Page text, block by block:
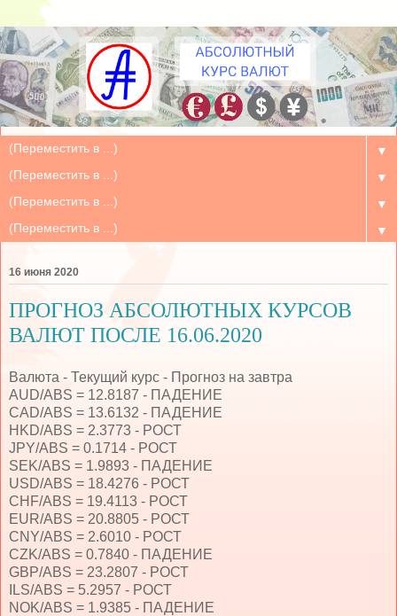
▼
▼
▼
▼
16 июня 2020
ПРОГНОЗ АБСОЛЮТНЫХ КУРСОВ
ВАЛЮТ ПОСЛЕ 16.06.2020
Валюта - Текущий курс - Прогноз на завтра
AUD/ABS = 12.8187 - ПАДЕНИЕ
CAD/ABS = 13.6132 - ПАДЕНИЕ
HKD/ABS = 2.3773 - РОСТ
JPY/ABS = 0.1714 - РОСТ
SEK/ABS = 1.9893 - ПАДЕНИЕ
USD/ABS = 18.4276 - РОСТ
CHF/ABS = 19.4113 - РОСТ
EUR/ABS = 20.8805 - РОСТ
CNY/ABS = 2.6010 - РОСТ
CZK/ABS = 0.7840 - ПАДЕНИЕ
GBP/ABS = 23.2807 - РОСТ
ILS/ABS = 5.2957 - РОСТ
NOK/ABS = 1.9385 - ПАДЕНИЕ